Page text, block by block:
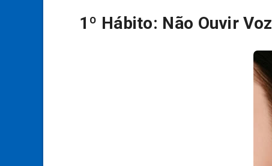
1º Hábito: Não Ouvir